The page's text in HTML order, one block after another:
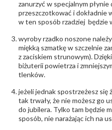
Rodzaje
kamieni:
Liczba kamieni:
Szlif kamieni
Masa kamieni
(łącznie)
INNE PARAMETRY
odpowiedzialny:
Suchan, ul.
Bezpieczeństwo
- rodzaj
Nie nadaje się
,Elementy w
zanurzyć w specjalnym płynie
przeszczotkować i dokładnie
w ten sposób rzadziej będzie
wyroby rzadko noszone
miękką szmatkę w szczelnie
z zaciskiem strunowym).
biżuterii powietrza i
tlenków.
jeżeli jednak spostrzeżesz się
tak trwały, że nie możesz go
do jubilera. Tylko tam będzie
sposób, nie narażając ich na